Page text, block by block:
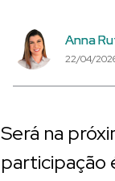
Anna
22/04/
Será na
participação